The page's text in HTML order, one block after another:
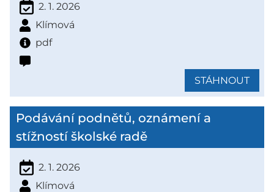
2. 1. 2026
Klímová
pdf
STÁHNOUT
Podávání podnětů, oznámení a
stížností školské radě
2. 1. 2026
Klímová